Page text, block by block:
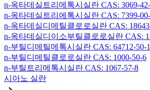
n-옥타데실트리메톡시실란 CAS: 3069-
n-옥타데실트리에톡시실란 CAS: 7399-
n-옥타데실디메틸클로로실란 CAS:
n-옥타데실디이소부틸클로로실란 CAS:
n-부틸디메틸메톡시실란 CAS: 64712-50-1
n-부틸디메틸클로로실란 CAS: 1000-50-6
n-부틸트리메톡시실란 CAS: 1067-57-8
시아노 실란